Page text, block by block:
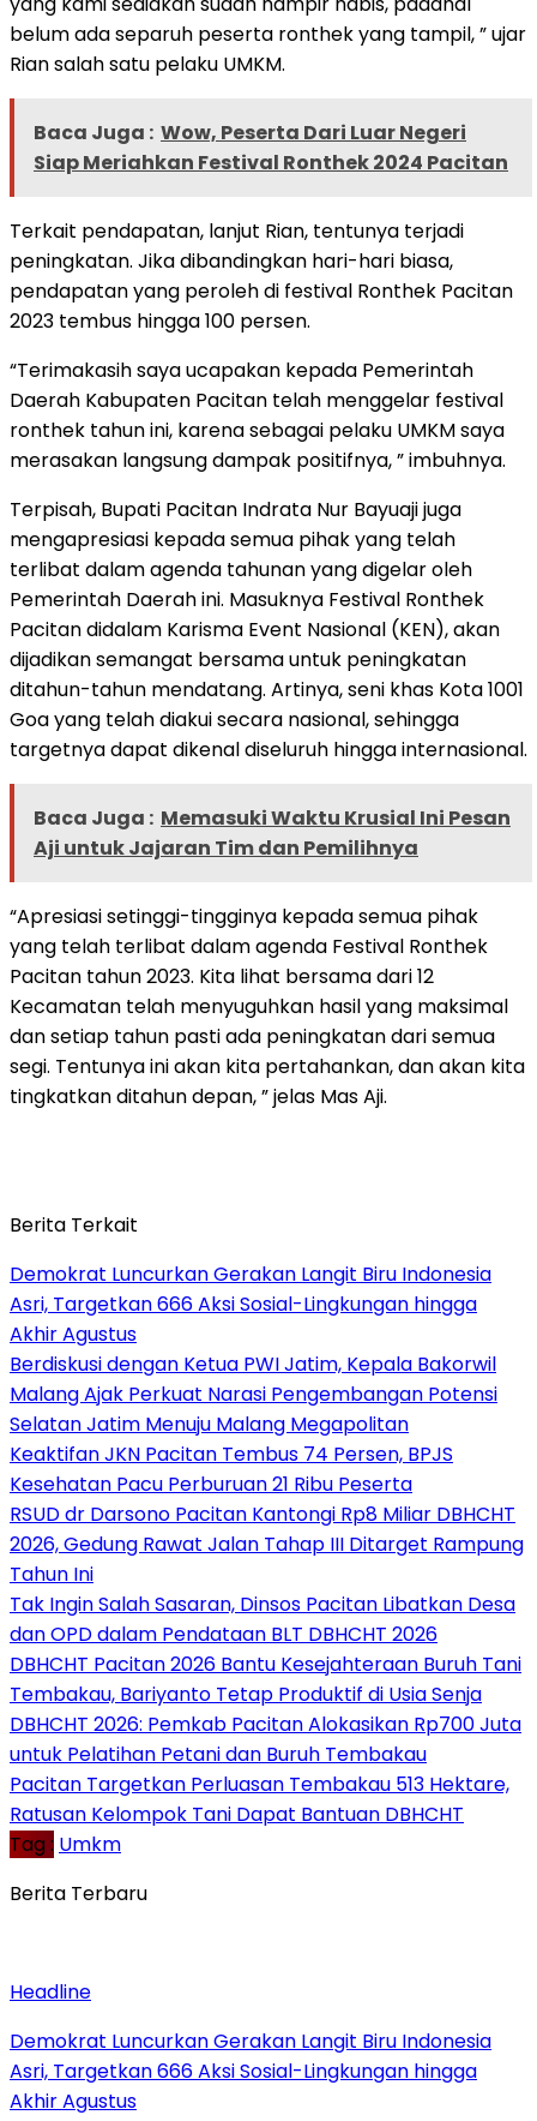
belum ada separuh peserta ronthek yang tampil, ” ujar
Rian salah satu pelaku UMKM.
Baca Juga : Wow, Peserta Dari Luar Negeri
Siap Meriahkan Festival Ronthek 2024 Pacitan
Terkait pendapatan, lanjut Rian, tentunya terjadi
peningkatan. Jika dibandingkan hari-hari biasa,
pendapatan yang peroleh di festival Ronthek Pacitan
2023 tembus hingga 100 persen.
“Terimakasih saya ucapakan kepada Pemerintah
Daerah Kabupaten Pacitan telah menggelar festival
ronthek tahun ini, karena sebagai pelaku UMKM saya
merasakan langsung dampak positifnya, ” imbuhnya.
Terpisah, Bupati Pacitan Indrata Nur Bayuaji juga
mengapresiasi kepada semua pihak yang telah
terlibat dalam agenda tahunan yang digelar oleh
Pemerintah Daerah ini. Masuknya Festival Ronthek
Pacitan didalam Karisma Event Nasional (KEN), akan
dijadikan semangat bersama untuk peningkatan
ditahun-tahun mendatang. Artinya, seni khas Kota 1001
Goa yang telah diakui secara nasional, sehingga
targetnya dapat dikenal diseluruh hingga internasional.
Baca Juga : Memasuki Waktu Krusial Ini Pesan
Aji untuk Jajaran Tim dan Pemilihnya
“Apresiasi setinggi-tingginya kepada semua pihak
yang telah terlibat dalam agenda Festival Ronthek
Pacitan tahun 2023. Kita lihat bersama dari 12
Kecamatan telah menyuguhkan hasil yang maksimal
dan setiap tahun pasti ada peningkatan dari semua
segi. Tentunya ini akan kita pertahankan, dan akan kita
tingkatkan ditahun depan, ” jelas Mas Aji.
Berita Terkait
Demokrat Luncurkan Gerakan Langit Biru Indonesia
Asri, Targetkan 666 Aksi Sosial-Lingkungan hingga
Akhir Agustus
Berdiskusi dengan Ketua PWI Jatim, Kepala Bakorwil
Malang Ajak Perkuat Narasi Pengembangan Potensi
Selatan Jatim Menuju Malang Megapolitan
Keaktifan JKN Pacitan Tembus 74 Persen, BPJS
Kesehatan Pacu Perburuan 21 Ribu Peserta
RSUD dr Darsono Pacitan Kantongi Rp8 Miliar DBHCHT
2026, Gedung Rawat Jalan Tahap III Ditarget Rampung
Tahun Ini
Tak Ingin Salah Sasaran, Dinsos Pacitan Libatkan Desa
dan OPD dalam Pendataan BLT DBHCHT 2026
DBHCHT Pacitan 2026 Bantu Kesejahteraan Buruh Tani
Tembakau, Bariyanto Tetap Produktif di Usia Senja
DBHCHT 2026: Pemkab Pacitan Alokasikan Rp700 Juta
untuk Pelatihan Petani dan Buruh Tembakau
Pacitan Targetkan Perluasan Tembakau 513 Hektare,
Ratusan Kelompok Tani Dapat Bantuan DBHCHT
Tag : Umkm
Berita Terbaru
Headline
Demokrat Luncurkan Gerakan Langit Biru Indonesia
Asri, Targetkan 666 Aksi Sosial-Lingkungan hingga
Akhir Agustus